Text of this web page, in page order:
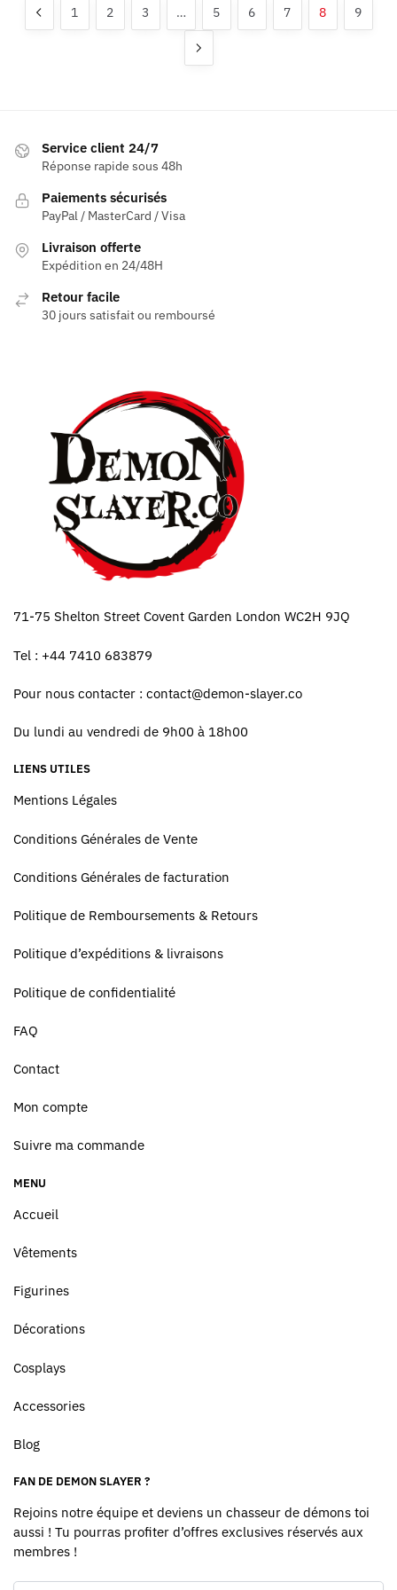
options
peuvent
du
produit
options
être
1 2 3 … 5 6 7 8 9
Service client 24/7
Réponse rapide sous 48h
Paiements sécurisés
PayPal / MasterCard / Visa
Livraison offerte
Expédition en 24/48H
Retour facile
30 jours satisfait ou remboursé
71-75 Shelton Street Covent Garden London WC2H 9JQ
Tel : +44 7410 683879
Pour nous contacter : contact@demon-slayer.co
Du lundi au vendredi de 9h00 à 18h00
LIENS UTILES
Mentions Légales
Conditions Générales de Vente
Conditions Générales de facturation
Politique de Remboursements & Retours
Politique d’expéditions & livraisons
Politique de confidentialité
FAQ
Contact
Mon compte
Suivre ma commande
MENU
Accueil
Vêtements
Figurines
Décorations
Cosplays
Accessories
Blog
FAN DE DEMON SLAYER ?
Rejoins notre équipe et deviens un chasseur de démons toi
aussi ! Tu pourras profiter d’offres exclusives réservés aux
membres !